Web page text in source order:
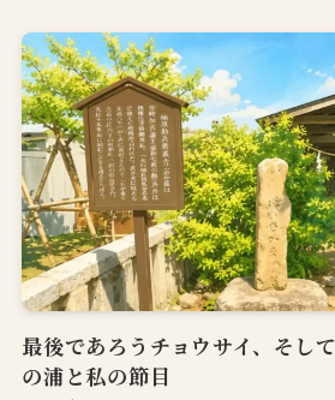
最後であろうチョウサイ、そし
の浦と私の節目